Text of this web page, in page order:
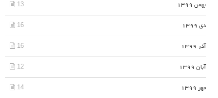
بهمن 1399 13
دی 1399 16
آذر 1399 16
آبان 1399 12
مهر 1399 14